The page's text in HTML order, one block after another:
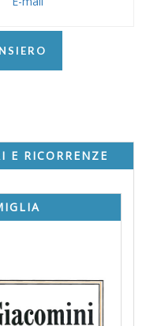
E RICORRENZE